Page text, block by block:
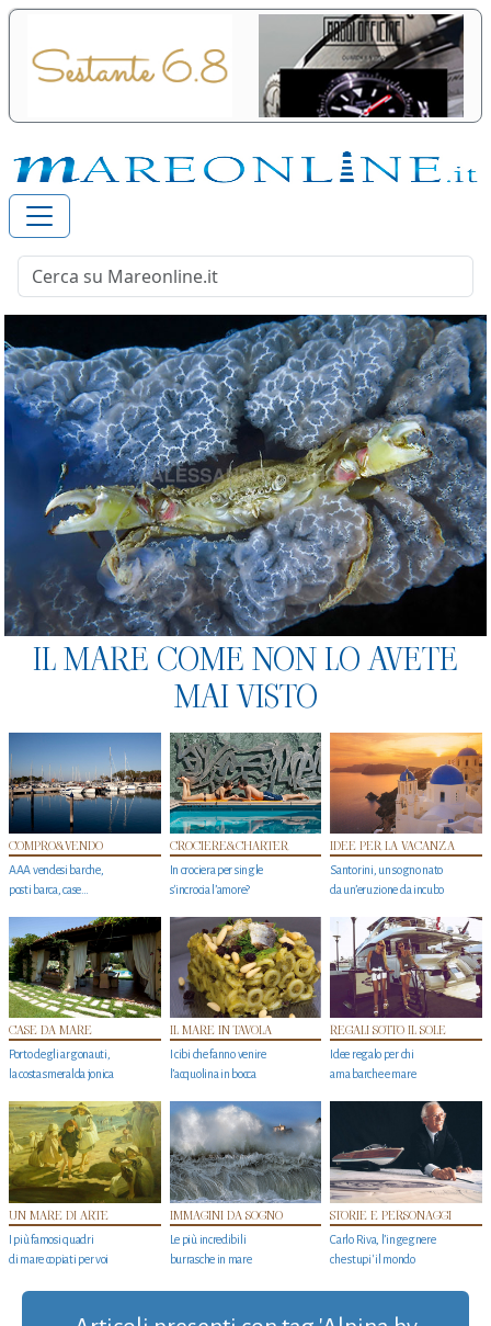
IL MARE COME NON LO AVETE
MAI VISTO
COMPRO&VENDO
AAA vendesi barche,
posti barca, case…
CROCIERE&CHARTER
In crociera per single
s'incrocia l’amore?
IDEE PER LA VACANZA
Santorini, un sogno nato
da un’eruzione da incubo
CASE DA MARE
Porto degli argonauti,
la costa smeralda jonica
IL MARE IN TAVOLA
I cibi che fanno venire
l’acquolina in bocca
REGALI SOTTO IL SOLE
Idee regalo per chi
ama barche e mare
UN MARE DI ARTE
I più famosi quadri
di mare copiati per voi
IMMAGINI DA SOGNO
Le più incredibili
burrasche in mare
STORIE E PERSONAGGI
Carlo Riva, l’ingegnere
che stupi' il mondo